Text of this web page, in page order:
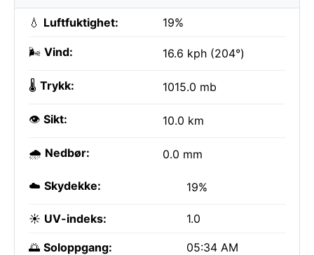
💧 Luftfuktighet: 19%
🌬️ Vind: 16.6 kph (204°)
🌡️ Trykk: 1015.0 mb
👁️ Sikt: 10.0 km
🌧️ Nedbør: 0.0 mm
☁️ Skydekke: 19%
☀️ UV-indeks: 1.0
🌅 Soloppgang: 05:34 AM